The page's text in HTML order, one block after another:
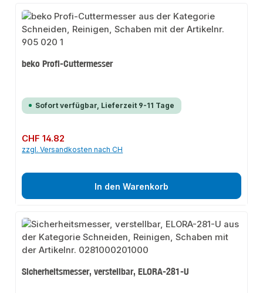
beko Profi-Cuttermesser
Sofort verfügbar, Lieferzeit 9-11 Tage
Regulärer Preis:
CHF 14.82
zzgl. Versandkosten nach CH
In den Warenkorb
Sicherheitsmesser, verstellbar, ELORA-281-U